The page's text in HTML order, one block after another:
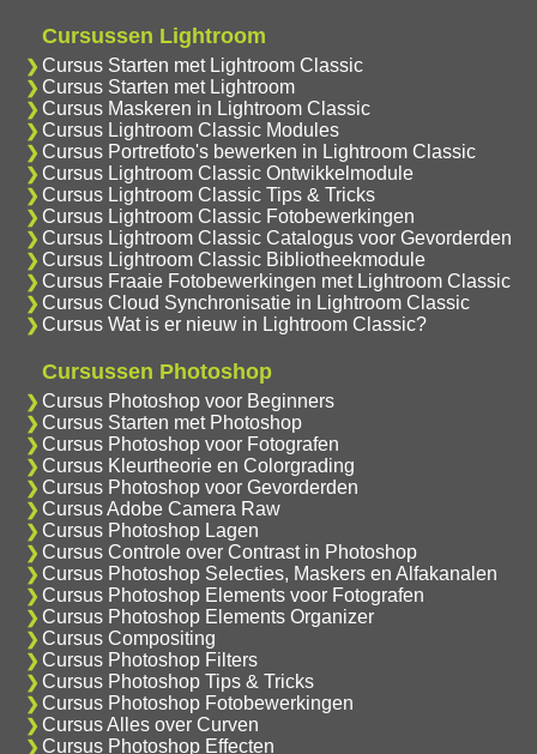
Cursussen Lightroom
Cursus Starten met Lightroom Classic
Cursus Starten met Lightroom
Cursus Maskeren in Lightroom Classic
Cursus Lightroom Classic Modules
Cursus Portretfoto's bewerken in Lightroom Classic
Cursus Lightroom Classic Ontwikkelmodule
Cursus Lightroom Classic Tips & Tricks
Cursus Lightroom Classic Fotobewerkingen
Cursus Lightroom Classic Catalogus voor Gevorderden
Cursus Lightroom Classic Bibliotheekmodule
Cursus Fraaie Fotobewerkingen met Lightroom Classic
Cursus Cloud Synchronisatie in Lightroom Classic
Cursus Wat is er nieuw in Lightroom Classic?
Cursussen Photoshop
Cursus Photoshop voor Beginners
Cursus Starten met Photoshop
Cursus Photoshop voor Fotografen
Cursus Kleurtheorie en Colorgrading
Cursus Photoshop voor Gevorderden
Cursus Adobe Camera Raw
Cursus Photoshop Lagen
Cursus Controle over Contrast in Photoshop
Cursus Photoshop Selecties, Maskers en Alfakanalen
Cursus Photoshop Elements voor Fotografen
Cursus Photoshop Elements Organizer
Cursus Compositing
Cursus Photoshop Filters
Cursus Photoshop Tips & Tricks
Cursus Photoshop Fotobewerkingen
Cursus Alles over Curven
Cursus Photoshop Effecten